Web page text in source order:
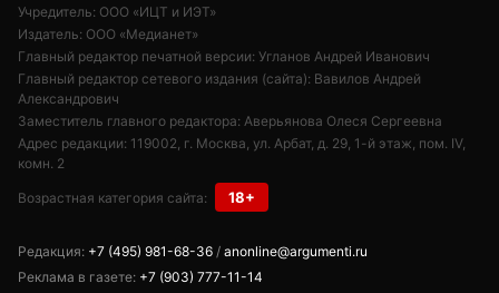
Учредитель: ООО «ИЦТ и ИЭТ»
Издатель: ООО «Медианет»
Главный редактор печатной версии: Угланов Андрей Иванович
Главный редактор сетевого издания (сайта): Вавилов Андрей
Александрович
Заместитель главного редактора: Аверьянова Олеся Сергеевна
Адрес редакции: 119002, г. Москва, ул. Арбат, д. 29, 1-й этаж, пом. IV,
комн. 2
Возрастная категория сайта: 18+
Редакция: +7 (495) 981-68-36 / anonline@argumenti.ru
Реклама в газете: +7 (903) 777-11-14